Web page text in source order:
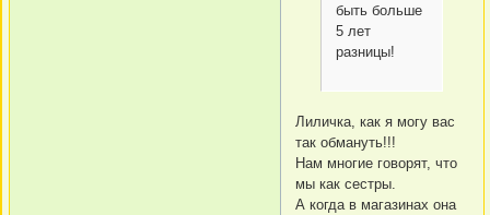
быть больше
5 лет
разницы!
Лиличка, как я могу вас
так обмануть!!!
Нам многие говорят, что
мы как сестры.
А когда в магазинах она